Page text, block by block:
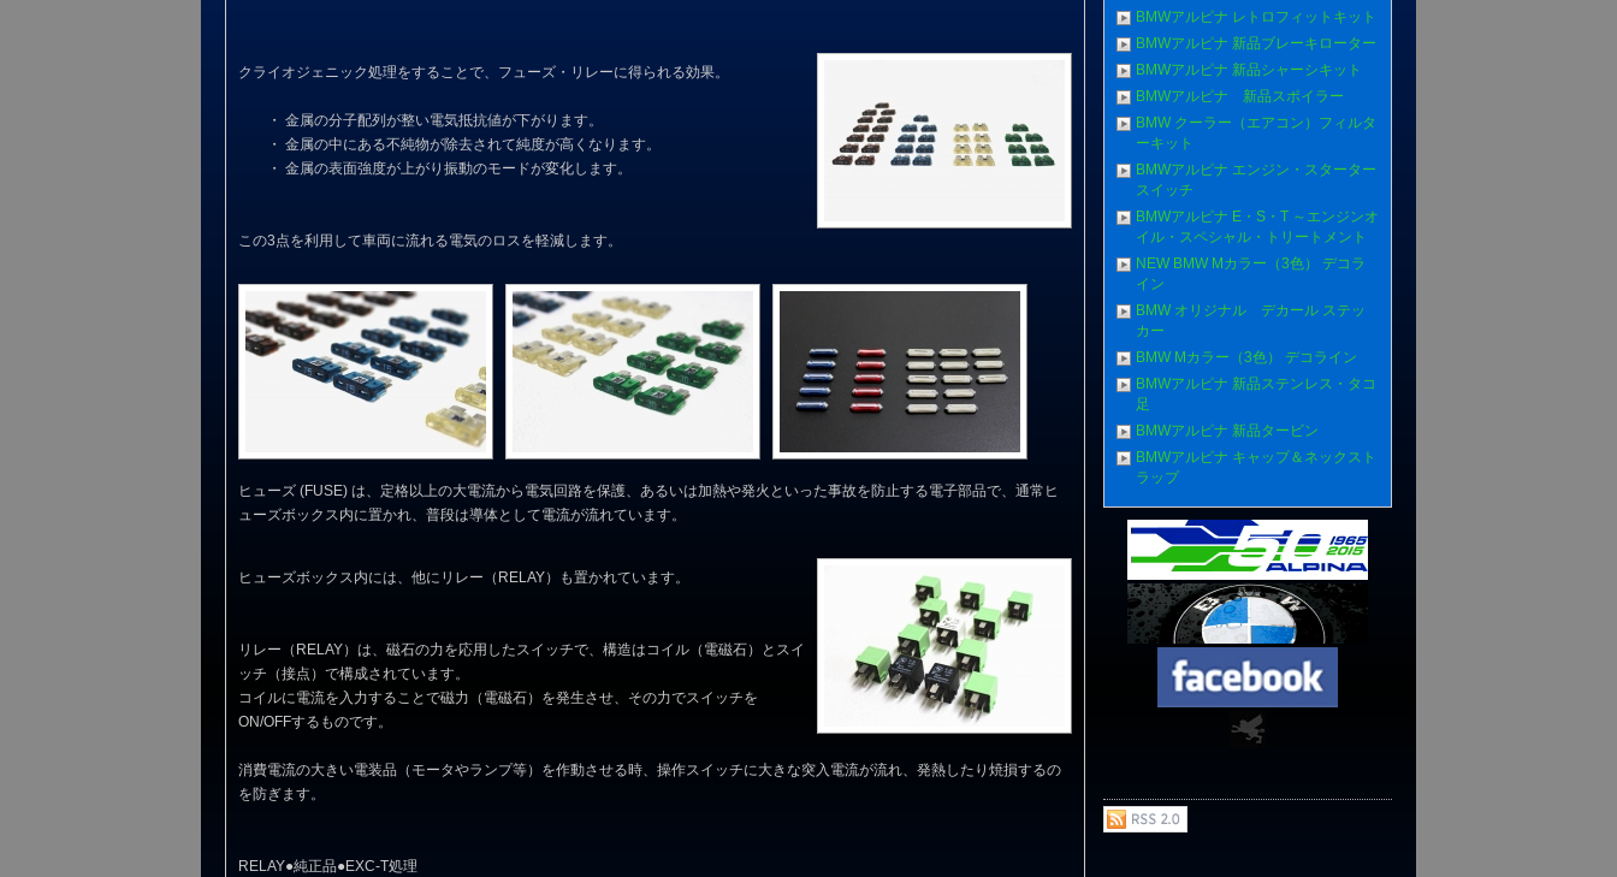
クライオジェニック処理をすることで、フューズ・リレーに得られる効果。
・ 金属の分子配列が整い電気抵抗値が下がります。
・ 金属の中にある不純物が除去されて純度が高くなります。
・ 金属の表面強度が上がり振動のモードが変化します。
この3点を利用して車両に流れる電気のロスを軽減します。
ヒューズ (FUSE) は、定格以上の大電流から電気回路を保護、あるいは加熱や発火といった事故を防止する電子部品で、通常ヒ
ューズボックス内に置かれ、普段は導体として電流が流れています。
ヒューズボックス内には、他にリレー（RELAY）も置かれています。
リレー（RELAY）は、磁石の力を応用したスイッチで、構造はコイル（電磁石）とスイ
ッチ（接点）で構成されています。
コイルに電流を入力することで磁力（電磁石）を発生させ、その力でスイッチを
ON/OFFするものです。
消費電流の大きい電装品（モータやランプ等）を作動させる時、操作スイッチに大きな突入電流が流れ、発熱したり焼損するの
を防ぎます。
RELAY●純正品●EXC-T処理
BMWアルピナ レトロフィットキット
BMWアルピナ 新品ブレーキローター
BMWアルピナ 新品シャーシキット
BMWアルピナ 新品スポイラー
BMW クーラー（エアコン）フィルタ
ーキット
BMWアルピナ エンジン・スターター
スイッチ
BMWアルピナ E・S・T ～エンジンオ
イル・スペシャル・トリートメント
NEW BMW Mカラー（3色） デコラ
イン
BMW オリジナル デカール ステッ
カー
BMW Mカラー（3色） デコライン
BMWアルピナ 新品ステンレス・タコ
足
BMWアルピナ 新品タービン
BMWアルピナ キャップ＆ネックスト
ラップ